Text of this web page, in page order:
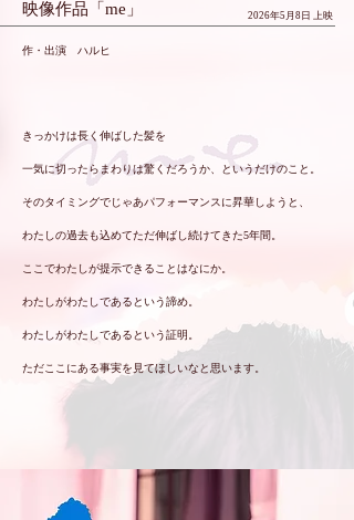
2026年5月8日 上映
​映像作品「me」
​作・出演 ハルヒ
きっかけは長く伸ばした髪を
一気に切ったらまわりは驚くだろうか、というだけのこと。
そのタイミングでじゃあパフォーマンスに昇華しようと、
わたしの過去も込めてただ伸ばし続けてきた5年間。
ここでわたしが提示できることはなにか。
わたしがわたしであるという諦め。
わたしがわたしであるという証明。
ただここにある事実を見てほしいなと思います。